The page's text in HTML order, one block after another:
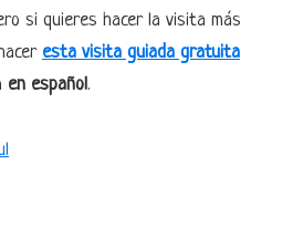
si quieres hacer la visita más
esta visita guiada gratuita
en español.